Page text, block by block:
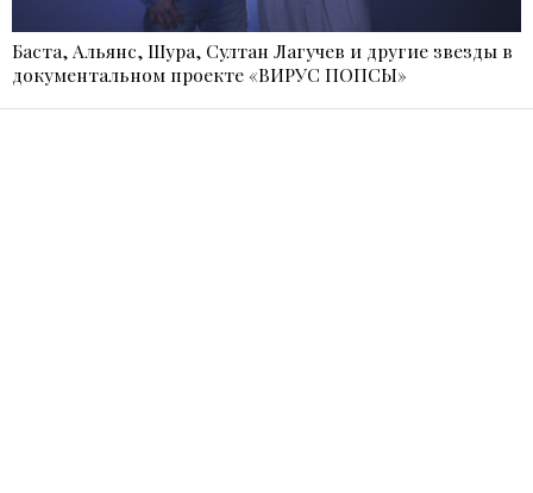
Баста, Альянс, Шура, Султан Лагучев и другие звезды в
документальном проекте «ВИРУС ПОПСЫ»